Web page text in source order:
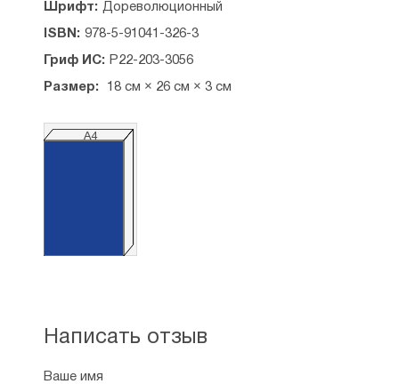
Шрифт: Дореволюционный
ISBN: 978-5-91041-326-3
Гриф ИС: Р22-203-3056
Размер: 18 см × 26 см × 3 см
А4
Написать отзыв
Ваше имя